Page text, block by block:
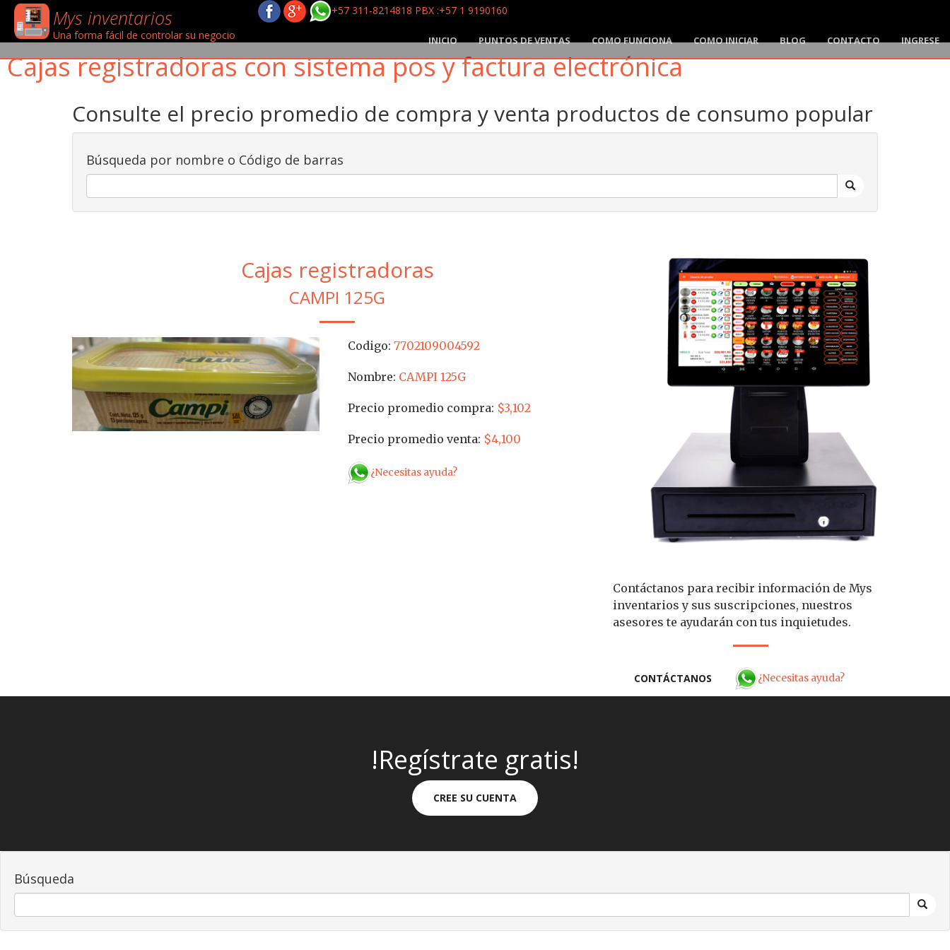
Mys inventarios
Una forma fácil de controlar su negocio
+57 311-8214818 PBX :+57 1 9190160
INICIO PUNTOS DE VENTAS COMO FUNCIONA COMO INICIAR BLOG CONTACTO INGRESE
Cajas registradoras con sistema pos y factura electrónica
Consulte el precio promedio de compra y venta productos de consumo popular
Búsqueda por nombre o Código de barras
Cajas registradoras
CAMPI 125G
Codigo: 7702109004592
Nombre: CAMPI 125G
Precio promedio compra: $3,102
Precio promedio venta: $4,100
¿Necesitas ayuda?
Contáctanos para recibir información de Mys
inventarios y sus suscripciones, nuestros
asesores te ayudarán con tus inquietudes.
CONTÁCTANOS ¿Necesitas ayuda?
!Regístrate gratis!
CREE SU CUENTA
Búsqueda